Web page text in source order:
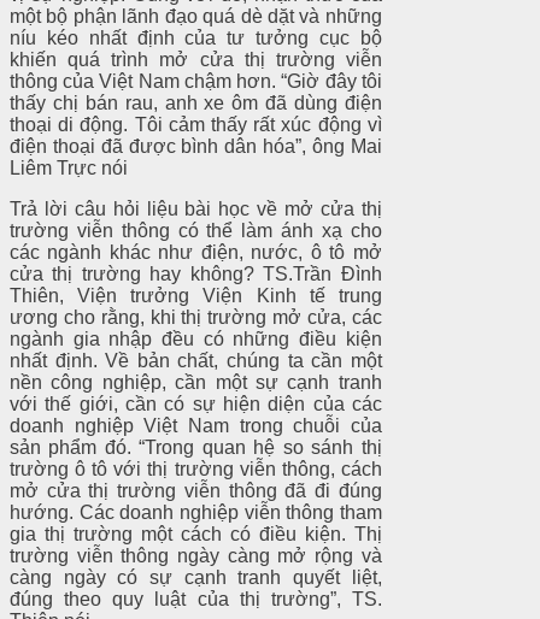
một bộ phận lãnh đạo quá dè dặt và những
níu kéo nhất định của tư tưởng cục bộ
khiến quá trình mở cửa thị trường viễn
thông của Việt Nam chậm hơn. “Giờ đây tôi
thấy chị bán rau, anh xe ôm đã dùng điện
thoại di động. Tôi cảm thấy rất xúc động vì
điện thoại đã được bình dân hóa”, ông Mai
Liêm Trực nói
Trả lời câu hỏi liệu bài học về mở cửa thị
trường viễn thông có thể làm ánh xạ cho
các ngành khác như điện, nước, ô tô mở
cửa thị trường hay không? TS.Trần Đình
Thiên, Viện trưởng Viện Kinh tế trung
ương cho rằng, khi thị trường mở cửa, các
ngành gia nhập đều có những điều kiện
nhất định. Về bản chất, chúng ta cần một
nền công nghiệp, cần một sự cạnh tranh
với thế giới, cần có sự hiện diện của các
doanh nghiệp Việt Nam trong chuỗi của
sản phẩm đó. “Trong quan hệ so sánh thị
trường ô tô với thị trường viễn thông, cách
mở cửa thị trường viễn thông đã đi đúng
hướng. Các doanh nghiệp viễn thông tham
gia thị trường một cách có điều kiện. Thị
trường viễn thông ngày càng mở rộng và
càng ngày có sự cạnh tranh quyết liệt,
đúng theo quy luật của thị trường”, TS.